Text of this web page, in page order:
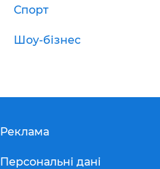
Спорт
Шоу-бізнес
Реклама
Персональні дані